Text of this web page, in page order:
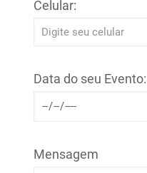
Celular:
Data do seu Evento:
Mensagem